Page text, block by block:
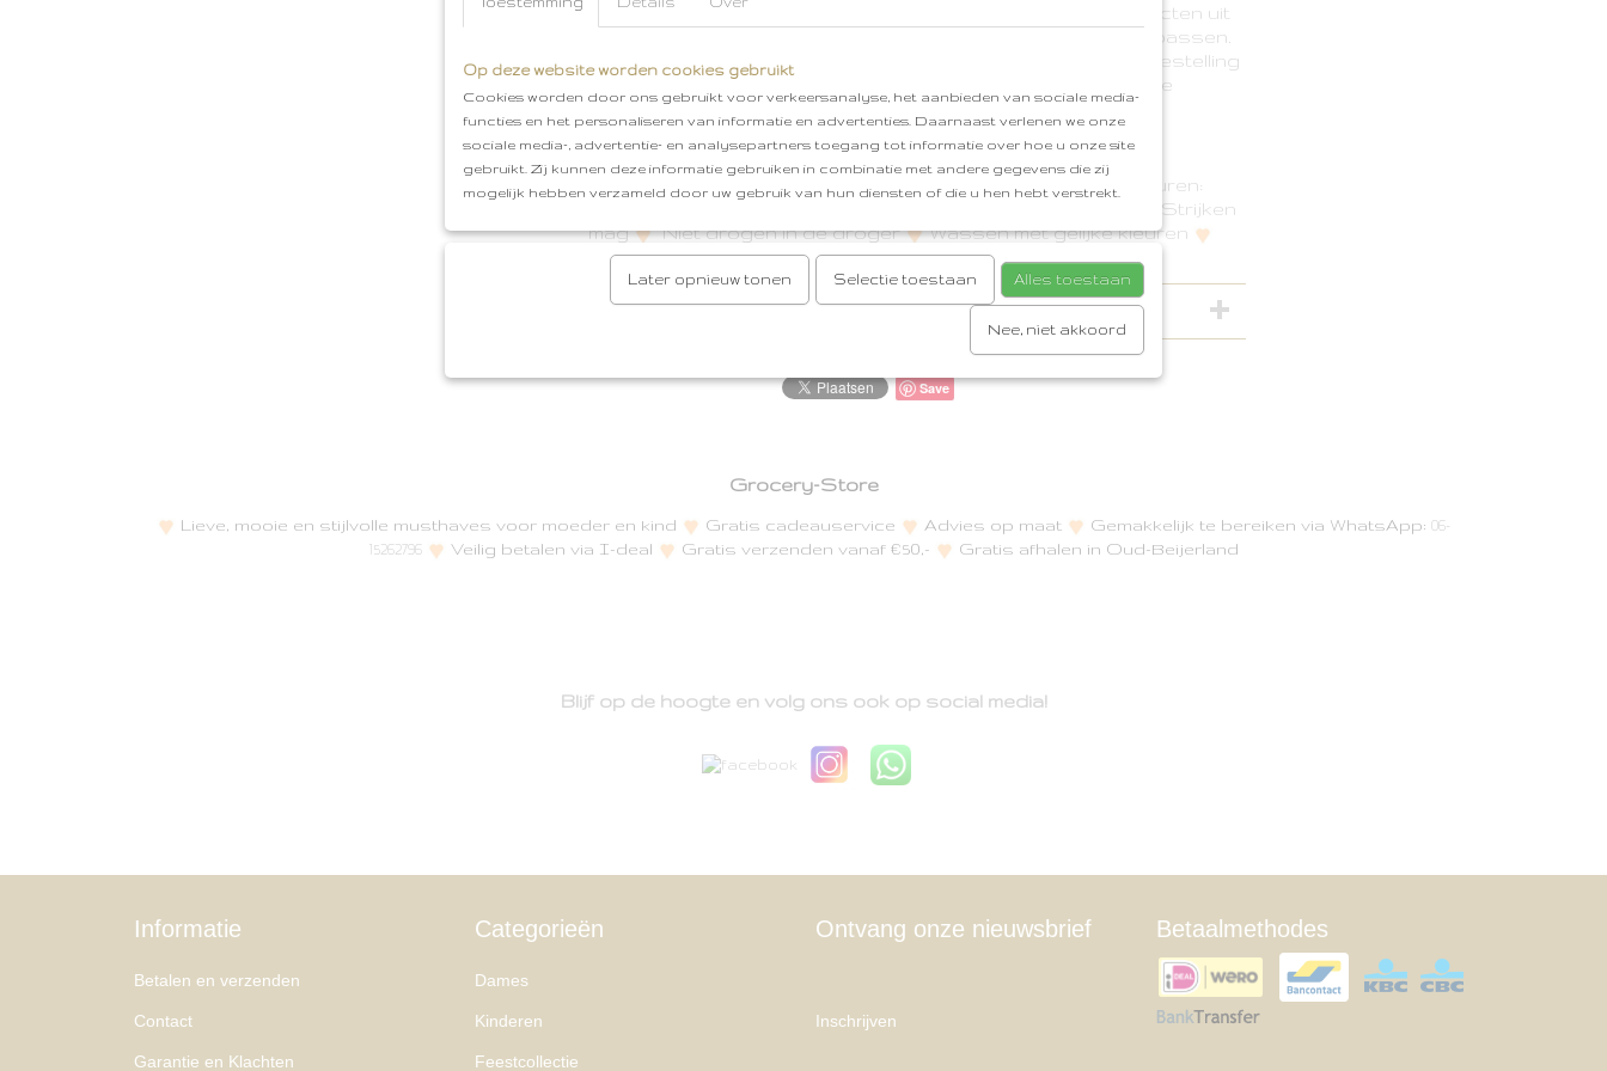
op of stuur een berichtje. Vrijblijvend kunnen wij je de producten uit
de webshop laten zien. Er is een mogelijkheid om kleding te passen.
Heb je online besteld dan kun je ook als optie kiezen om je bestelling
af te komen halen. Cadeautjes worden met veel zorg en liefde
ontzettend leuk ingepakt!
Legging Materiaal: Biologisch Katoen & Elastaan
Kleuren:
Strijken
mag
Niet drogen in de droger
Wassen met gelijke kleuren
Maten: 50/56, 62/68, 74/80
Reacties
Save
Grocery-Store
Lieve, mooie en stijlvolle musthaves voor moeder en kind Gratis cadeauservice Advies op maat Gemakkelijk te bereiken via WhatsApp: 06-
15262796
Veilig betalen via I-deal Gratis verzenden vanaf €50,- Gratis afhalen in Oud-Beijerland
Blijf op de hoogte en volg ons ook op social media!
Informatie
Betalen en verzenden
Contact
Garantie en Klachten
Categorieën
Dames
Kinderen
Feestcollectie
Ontvang onze nieuwsbrief
Inschrijven
Betaalmethodes
Op deze website worden cookies gebruikt
Cookies worden door ons gebruikt voor verkeersanalyse, het aanbieden van sociale media-
functies en het personaliseren van informatie en advertenties. Daarnaast verlenen we onze
sociale media-, advertentie- en analysepartners toegang tot informatie over hoe u onze site
gebruikt. Zij kunnen deze informatie gebruiken in combinatie met andere gegevens die zij
mogelijk hebben verzameld door uw gebruik van hun diensten of die u hen hebt verstrekt.
Later opnieuw tonen Selectie toestaan Alles toestaan
Nee, niet akkoord